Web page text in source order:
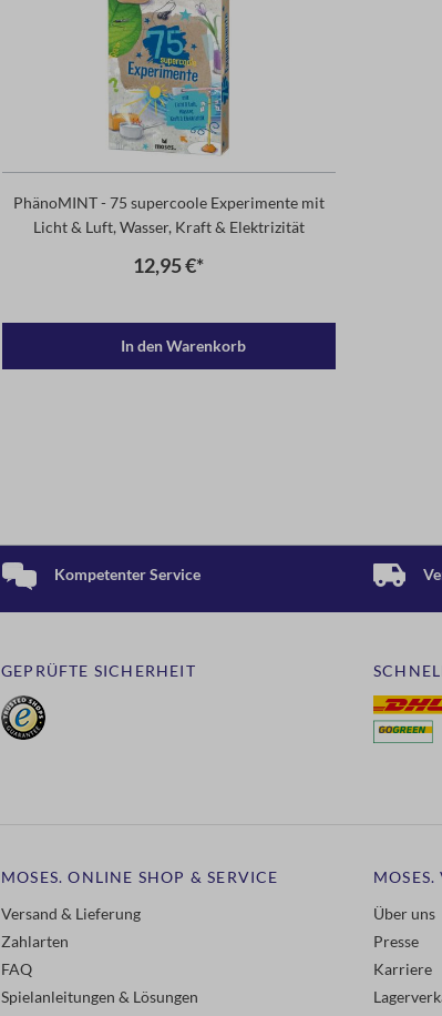
PhänoMINT - 75 supercoole Experimente mit
Licht & Luft, Wasser, Kraft & Elektrizität
12,95 €*
In den Warenkorb
Kompetenter Service
GEPRÜFTE SICHERHEIT
MOSES. ONLINE SHOP & SERVICE
Versand & Lieferung
Zahlarten
FAQ
Spielanleitungen & Lösungen
MOSES.
Über uns
Presse
Karriere